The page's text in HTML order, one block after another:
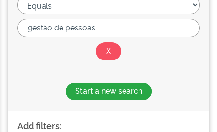
Start a new search
Add filters: